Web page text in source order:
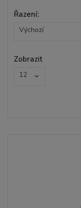
Řazení:
Výchozí
Zobrazit
12